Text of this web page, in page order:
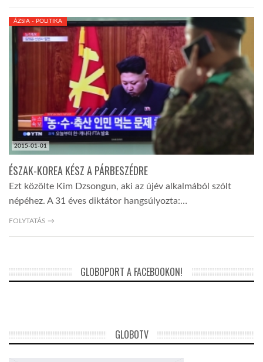
2015-01-01
ÁZSIA - POLITIKA
ÉSZAK-KOREA KÉSZ A PÁRBESZÉDRE
Ezt közölte Kim Dzsongun, aki az újév alkalmából szólt
népéhez. A 31 éves diktátor hangsúlyozta:…
FOLYTATÁS →
GLOBOPORT A FACEBOOKON!
GLOBOTV